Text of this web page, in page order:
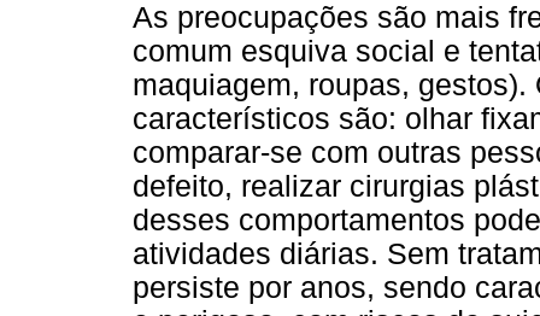
As preocupações são mais
comum esquiva social e
maquiagem, roupas,
característicos são: olhar
comparar-se com outras
defeito, realizar cirurgias
desses comportamentos
atividades diárias. Sem
persiste por anos, sendo